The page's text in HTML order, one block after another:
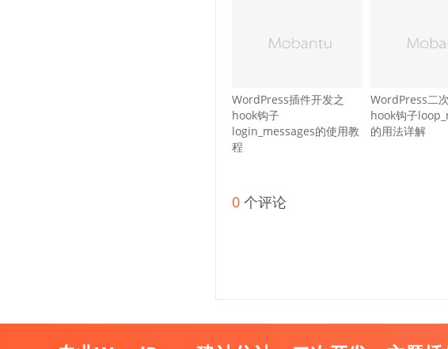
WordPress插件开发之
hook钩子
login_messages的使用教
程
WordPress二
hook钩子
的用法详解
0 个评论